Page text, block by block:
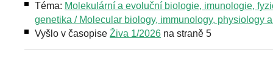
Téma: Molekulární a evoluční biologie, imunologie,
genetika / Molecular biology, immunology, physiology
Vyšlo v časopise Živa 1/2026 na straně 5